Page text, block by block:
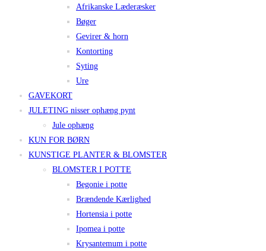
Afrikanske Læderæsker
Bøger
Gevirer & horn
Kontorting
Syting
Ure
GAVEKORT
JULETING nisser ophæng pynt
Jule ophæng
KUN FOR BØRN
KUNSTIGE PLANTER & BLOMSTER
BLOMSTER I POTTE
Begonie i potte
Brændende Kærlighed
Hortensia i potte
Ipomea i potte
Krysantemum i potte